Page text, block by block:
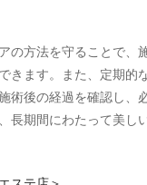
の方法を守ることで、
きます。また、定期的
術後の経過を確認し、
長期間にわたって美し